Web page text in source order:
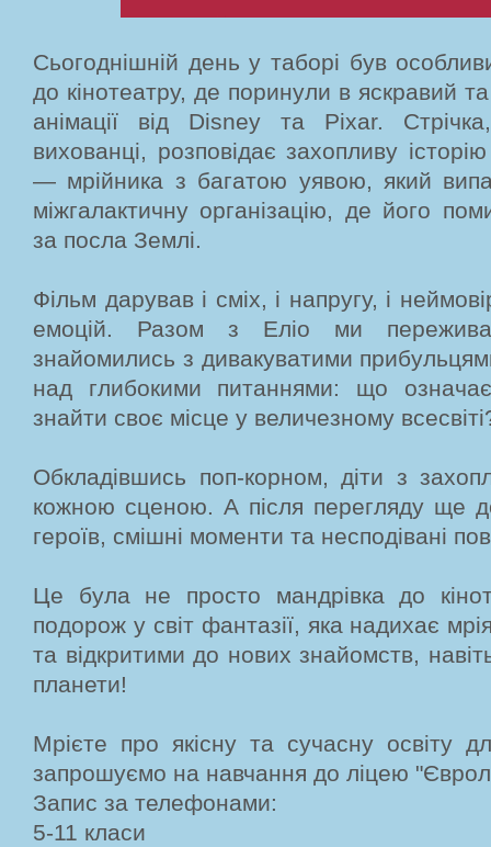
Сьогоднішній день у таборі був
до кінотеатру, де поринули в яскравий
анімації від Disney та Pixar.
вихованці, розповідає захопливу
— мрійника з багатою уявою, який
міжгалактичну організацію, де його
за посла Землі.
Фільм дарував і сміх, і напругу, і
емоцій. Разом з Еліо ми
знайомились з дивакуватими
над глибокими питаннями: що
знайти своє місце у величезному
Обкладівшись поп-корном, діти з
кожною сценою. А після перегляду ще
героїв, смішні моменти та несподівані
Це була не просто мандрівка до
подорож у світ фантазії, яка надихає
та відкритими до нових знайомств,
планети!
Мрієте про якісну та сучасну освіту
запрошуємо на навчання до ліцею
Запис за телефонами:
5-11 класи